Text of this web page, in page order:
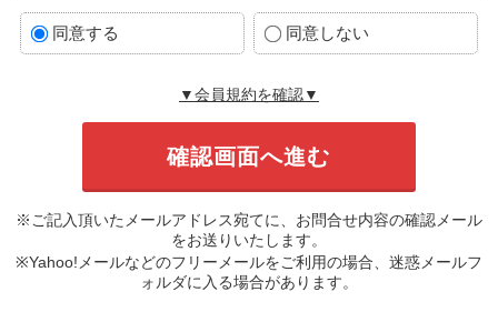
同意する 同意しない
▼会員規約を確認▼
※ご記入頂いたメールアドレス宛てに、お問合せ内容の確認メール
をお送りいたします。
※Yahoo!メールなどのフリーメールをご利用の場合、迷惑メールフ
ォルダに入る場合があります。